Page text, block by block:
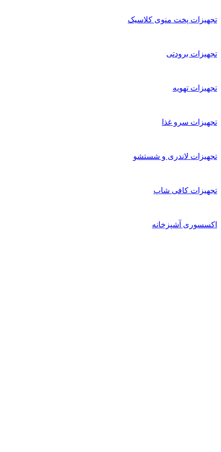
تجهیزات پخت منوی کلاسیک
تجهیزات برودتی
تجهیزات تهویه
تجهیزات سرو غذا
تجهیزات لاندری و شستشو
تجهیزات کافی شاپ
اکسسوری آشپزخانه